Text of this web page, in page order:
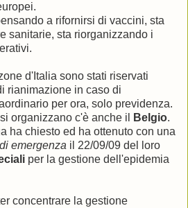
a rifornirsi di vaccini, sta
sanitarie, sta riorganizzando i
d'Italia sono stati riservati
rianimazione in caso di
per ora, solo previdenza.
organizzano c'è anche il
Belgio.
ha chiesto ed ha ottenuto con una
emergenza il 22/09/09 del loro
per la gestione dell'epidemia
concentrare la gestione